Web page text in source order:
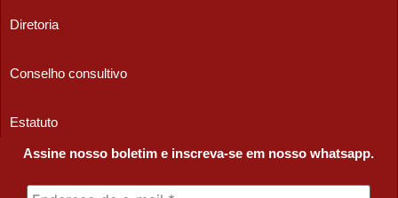
Diretoria
Conselho consultivo
Estatuto
Assine nosso boletim e inscreva-se em nosso whatsapp.